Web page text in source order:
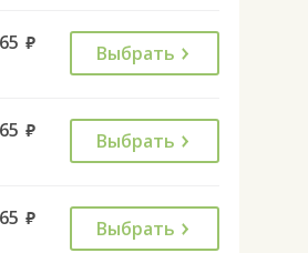
65 руб. Выбрать
65 руб. Выбрать
65 руб. Выбрать